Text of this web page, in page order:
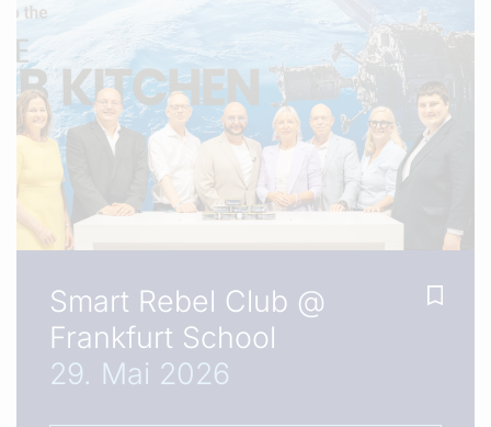
Smart Rebel Club @
Frankfurt School
29. Mai 2026